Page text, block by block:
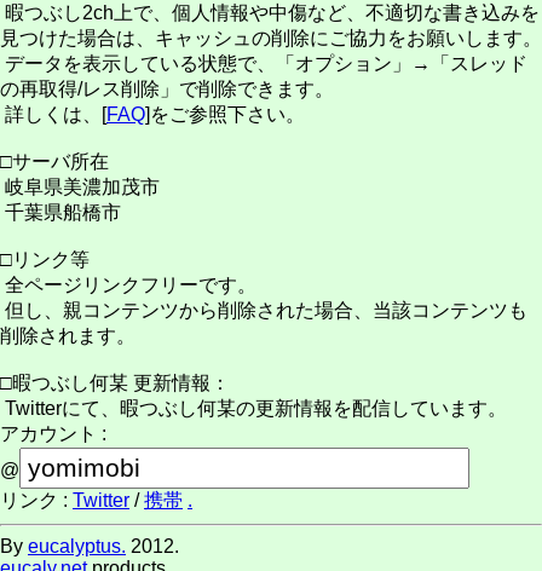
暇つぶし2ch上で、個人情報や中傷など、不適切な書き込みを
見つけた場合は、キャッシュの削除にご協力をお願いします。
データを表示している状態で、「オプション」→「スレッド
の再取得/レス削除」で削除できます。
詳しくは、[FAQ]をご参照下さい。
□サーバ所在
岐阜県美濃加茂市
千葉県船橋市
□リンク等
全ページリンクフリーです。
但し、親コンテンツから削除された場合、当該コンテンツも
削除されます。
□暇つぶし何某 更新情報：
Twitterにて、暇つぶし何某の更新情報を配信しています。
アカウント :
@
リンク : Twitter /携帯 .
By eucalyptus. 2012.